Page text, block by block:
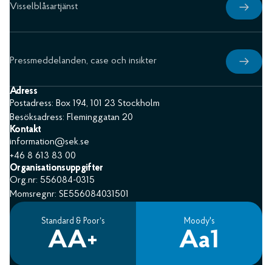
Visselblåsartjänst
Pressmeddelanden, case och insikter
Adress
Postadress: Box 194, 101 23 Stockholm
Besöksadress: Fleminggatan 20
Kontakt
information@sek.se
+46 8 613 83 00
Organisationsuppgifter
Org.nr: 556084-0315
Momsregnr: SE556084031501
Standard & Poor’s
AA+
Moody's
Aa1